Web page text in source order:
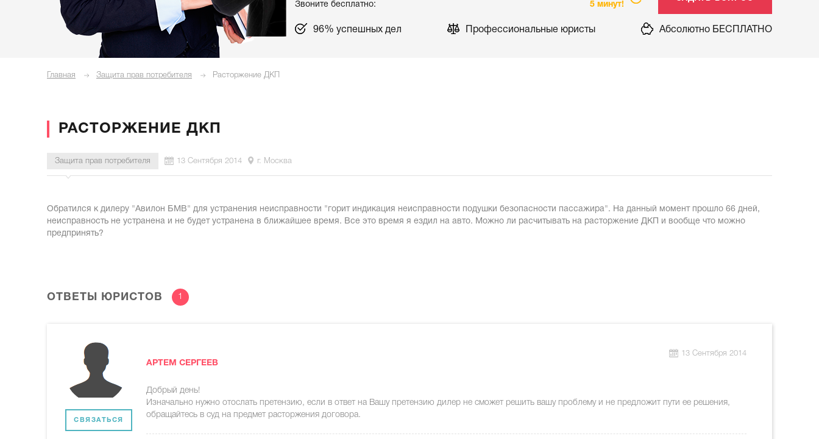
Звоните бесплатно:
5 минут!
96% успешных дел Профессиональные юристы Абсолютно БЕСПЛАТНО
Главная Защита прав потребителя Расторжение ДКП
РАСТОРЖЕНИЕ ДКП
Защита прав потребителя 13 Сентября 2014 г. Москва
Обратился к дилеру "Авилон БМВ" для устранения неисправности "горит индикация неисправности подушки безопасности пассажира". На данный момент прошло 66 дней,
неисправность не устранена и не будет устранена в ближайшее время. Все это время я ездил на авто. Можно ли расчитывать на расторжение ДКП и вообще что можно
предпринять?
ОТВЕТЫ ЮРИСТОВ 1
СВЯЗАТЬСЯ
АРТЕМ СЕРГЕЕВ
13 Сентября 2014
Добрый день!
Изначально нужно отослать претензию, если в ответ на Вашу претензию дилер не сможет решить вашу проблему и не предложит пути ее решения,
обращайтесь в суд на предмет расторжения договора.